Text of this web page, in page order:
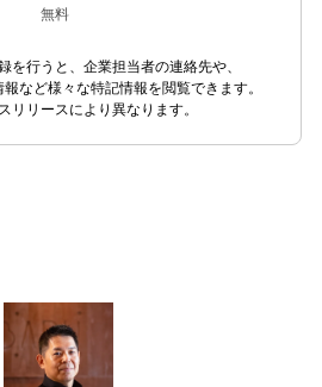
無料
を行うと、企業担当者の連絡先や、
など様々な特記情報を閲覧できます。
リリースにより異なります。